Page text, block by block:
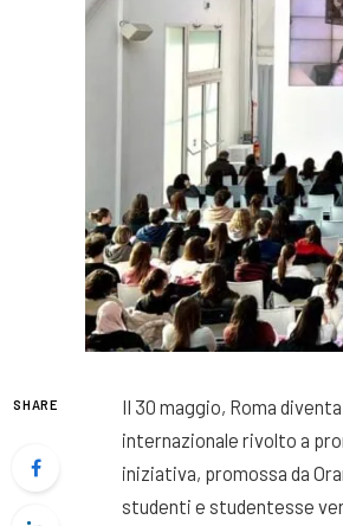
SHARE
Il 30 maggio, Roma
internazionale rivolto a
iniziativa, promossa da
studenti e studentesse